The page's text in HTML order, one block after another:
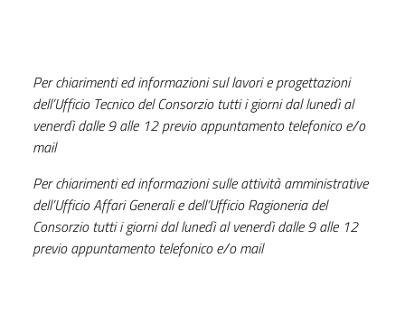
Per chiarimenti ed informazioni sul lavori e progettazioni
dell’Ufficio Tecnico del Consorzio tutti i giorni dal lunedì al
venerdì dalle 9 alle 12 previo appuntamento telefonico e/o
mail
Per chiarimenti ed informazioni sulle attività amministrative
dell’Ufficio Affari Generali e dell’Ufficio Ragioneria del
Consorzio tutti i giorni dal lunedì al venerdì dalle 9 alle 12
previo appuntamento telefonico e/o mail